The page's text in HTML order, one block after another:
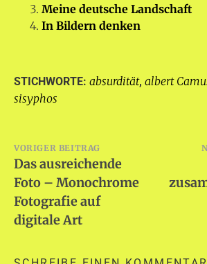
Meine deutsche Landschaft
In Bildern denken
STICHWORTE: absurdität, albert
sisyphos
Beitragsnavigation
VORIGER BEITRAG
Das ausreichende
Foto – Monochrome
Fotografie auf
digitale Art